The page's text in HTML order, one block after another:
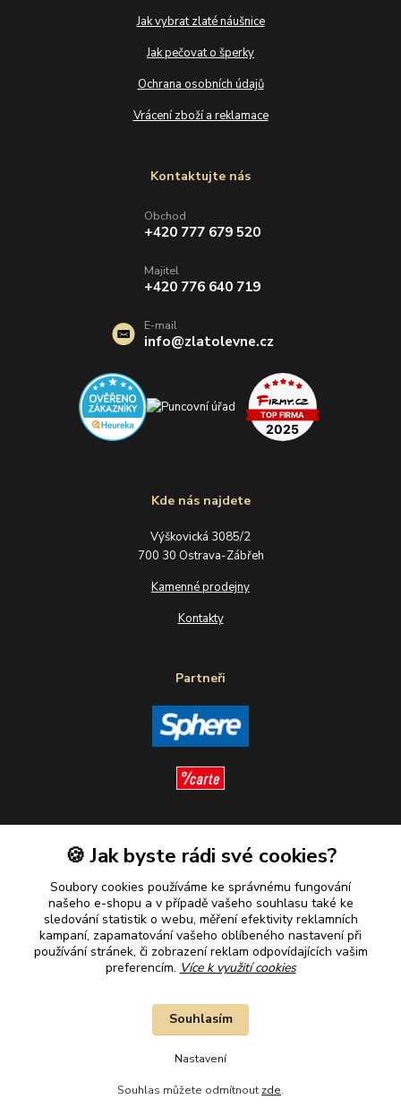
Jak vybrat zlaté náušnice
Jak pečovat o šperky
Ochrana osobních údajů
Vrácení zboží a reklamace
Kde nás najdete
Výškovická 3085/2
700 30 Ostrava-Zábřeh
Kamenné prodejny
Kontakty
Partneři
Sledujte nás
Plaťte u nás bezpečně
Kontaktujte nás
Obchod
+420 777 679 520
Majitel
+420 776 640 719
E-mail
info@zlatolevne.cz
🍪 Jak byste rádi své cookies?
Soubory cookies používáme ke správnému fungování
našeho e-shopu a v případě vašeho souhlasu také ke
sledování statistik o webu, měření efektivity reklamních
kampaní, zapamatování vašeho oblíbeného nastavení při
používání stránek, či zobrazení reklam odpovídajících vašim
preferencím. Více k využití cookies
Nastavení
Souhlasím
Souhlas můžete odmítnout zde.